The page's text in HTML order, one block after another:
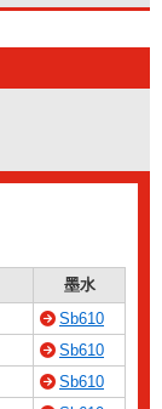
墨水
Sb610
Sb610
Sb610